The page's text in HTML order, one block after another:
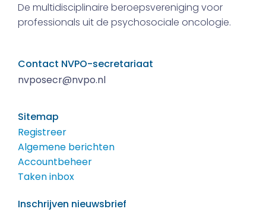
De multidisciplinaire beroepsvereniging voor
professionals uit de psychosociale oncologie.
Contact NVPO-secretariaat
nvposecr@nvpo.nl
Sitemap
Registreer
Algemene berichten
Accountbeheer
Taken inbox
Inschrijven nieuwsbrief